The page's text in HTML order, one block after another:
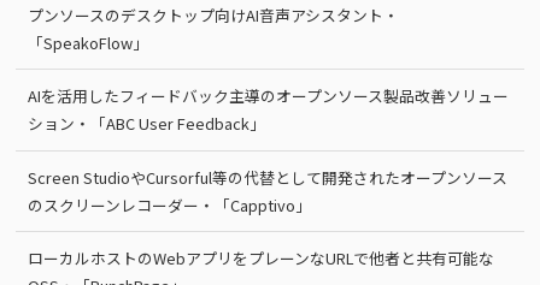
プンソースのデスクトップ向けAI音声アシスタント・
「SpeakoFlow」
AIを活用したフィードバック主導のオープンソース製品改善ソリュー
ション・「ABC User Feedback」
Screen StudioやCursorful等の代替として開発されたオープンソース
のスクリーンレコーダー・「Capptivo」
ローカルホストのWebアプリをプレーンなURLで他者と共有可能な